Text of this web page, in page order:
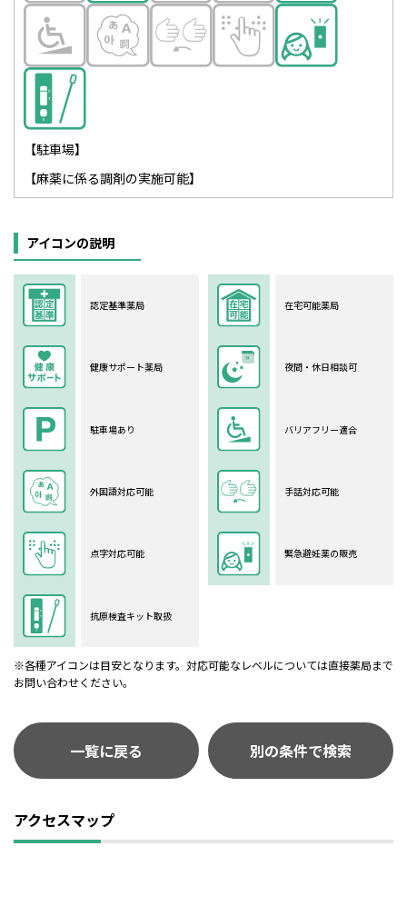
【駐車場】
【麻薬に係る調剤の実施可能】
アイコンの説明
認定基準薬局 在宅可能薬局
健康サポート薬局 夜間・休日相談可
駐車場あり バリアフリー適合
外国語対応可能 手話対応可能
点字対応可能 緊急避妊薬の販売
抗原検査キット取扱
※各種アイコンは目安となります。対応可能なレベルについては直接薬局まで
お問い合わせください。
一覧に戻る 別の条件で検索
アクセスマップ